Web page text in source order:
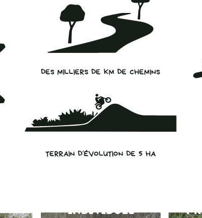
DES MILLIERS DE KM DE CHEMINS
TERRAIN D’ÉVOLUTION DE 5 HA
INDIVIDUEL